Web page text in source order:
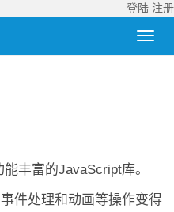
登陆 注册
丰富的JavaScript库。
件处理和动画等操作变得